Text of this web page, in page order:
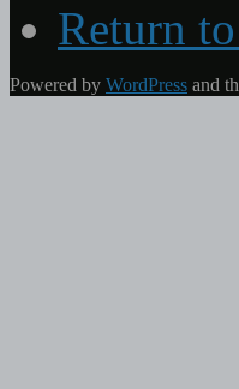
Return
Powered by WordPress and